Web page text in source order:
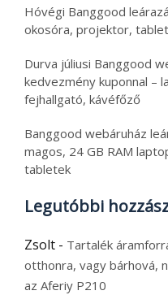
Hóvégi Banggood
okosóra, projektor,
Durva júliusi Banggood
kedvezmény kuponnal –
fejhallgató, kávéfőző
Banggood webáruház
magos, 24 GB RAM
tabletek
Legutóbbi
Zsolt - Tartalék
otthonra, vagy bárhová,
az Aferiy P210